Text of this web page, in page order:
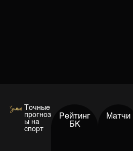
Точные
прогноз
ы на
спорт
Рейтинг
БК
Матчи